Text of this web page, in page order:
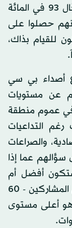
تطعيم أنفسهم ضد الفيروس، حيث قال 93 في المائة
حصلوا على
أو يخططون للقيام بذاك،
أصداء بي سي
عن مستويات
في عموم منطقة
التداعيات
والصراعات
عما إذا
ستكون أفضل أم
أسوأ، أعرب حوالي ثلثي الشباب العربي المشاركين - 60
أعلى مستوى